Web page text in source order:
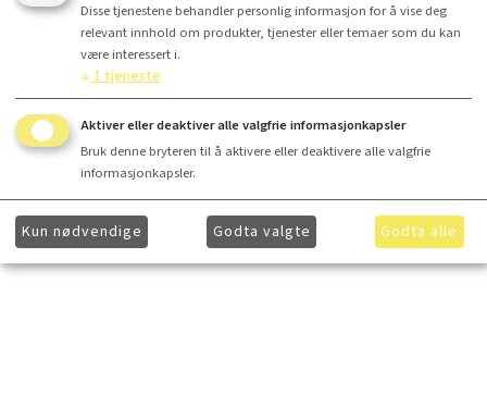
Disse tjenestene behandler personlig informasjon for å vise deg
relevant innhold om produkter, tjenester eller temaer som du kan
være interessert i.
↓ 1tjeneste
Aktiver eller deaktiver alle valgfrie informasjonkapsler
Bruk denne bryteren til å aktivere eller deaktivere alle valgfrie
informasjonkapsler.
Kun nødvendige Godta valgte Godta alle